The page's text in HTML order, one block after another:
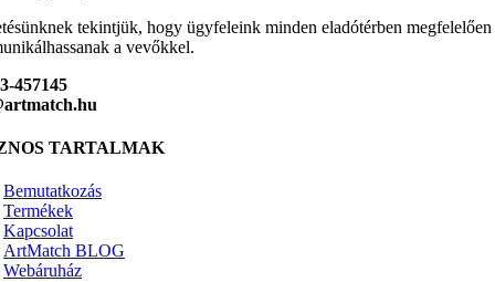
tekintjük, hogy ügyfeleink minden eladótérben megfelelően
a vevőkkel.
457145
TARTALMAK
Bemutatkozás
Termékek
Kapcsolat
ArtMatch BLOG
Webáruház